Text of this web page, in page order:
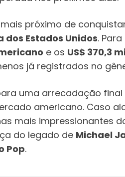
próximo de
Estados Unidos.
e os US$ 370,3
já registrados no
uma arrecadação final
americano. Caso
mais impressionantes
do legado de Michael
Pop.